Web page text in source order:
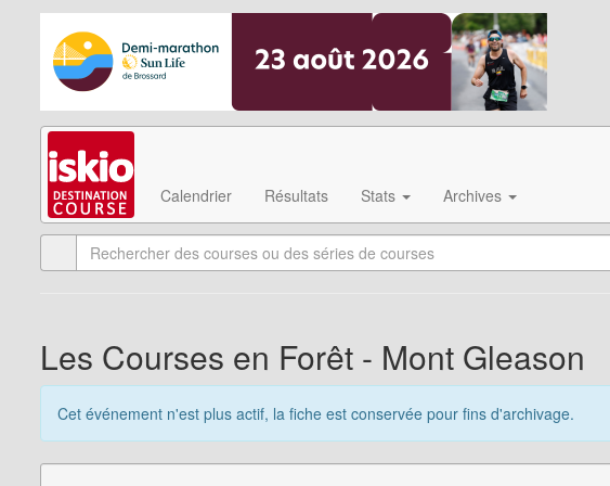
Calendrier Résultats Stats Archives
Les Courses en Forêt - Mont Gleason
Cet événement n'est plus actif, la fiche est conservée pour fins d'archivage.